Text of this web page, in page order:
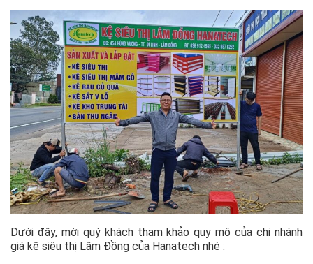
Dưới đây, mời quý khách tham khảo quy mô của chi nhánh
giá kệ siêu thị Lâm Đồng của Hanatech nhé :